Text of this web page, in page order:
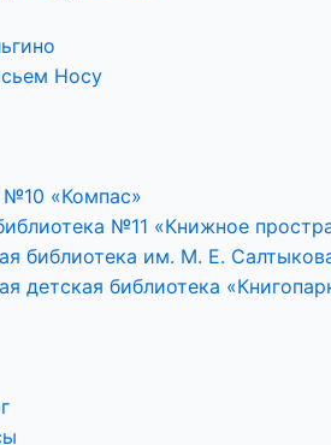
Носу
№10 «Компас»
№11 «Книжное
библиотека им. М. Е.
детская библиотека